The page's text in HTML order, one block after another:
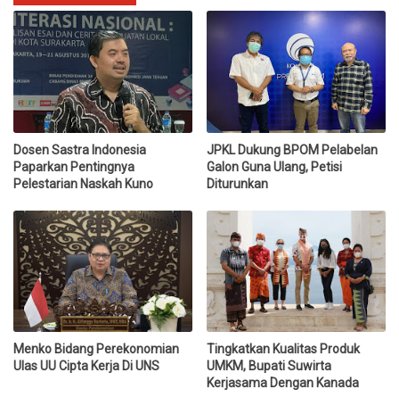
Dosen Sastra Indonesia
Paparkan Pentingnya
Pelestarian Naskah Kuno
JPKL Dukung BPOM Pelabelan
Galon Guna Ulang, Petisi
Diturunkan
Menko Bidang Perekonomian
Ulas UU Cipta Kerja Di UNS
Tingkatkan Kualitas Produk
UMKM, Bupati Suwirta
Kerjasama Dengan Kanada